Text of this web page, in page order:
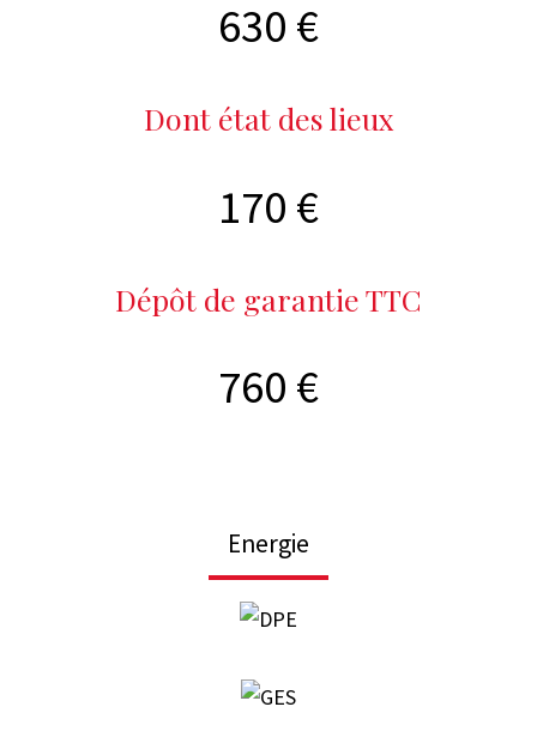
630 €
Dont état des lieux
170 €
Dépôt de garantie TTC
760 €
Energie